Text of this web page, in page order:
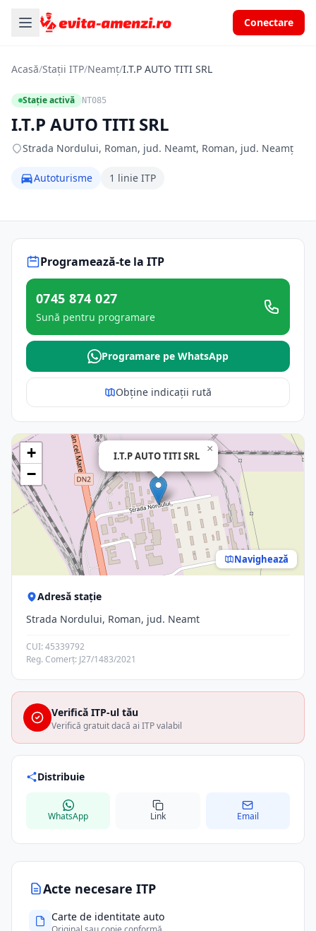
Conectare
Acasă/Stații ITP/Neamț/I.T.P AUTO TITI SRL
Stație activă NT085
I.T.P AUTO TITI SRL
Strada Nordului, Roman, jud. Neamt, Roman, jud. Neamț
Autoturisme 1 linie ITP
Acte necesare ITP
Carte de identitate auto
Programează-te la ITP
0745 874 027
Sună pentru programare
Programare pe WhatsApp
Obține indicații rută
I.T.P AUTO TITI SRL
×
+
−
Navighează
Adresă stație
Strada Nordului, Roman, jud. Neamt
CUI: 45339792
Reg. Comerț: J27/1483/2021
Verifică ITP-ul tău
Verifică gratuit dacă ai ITP valabil
Distribuie
WhatsApp Link Email